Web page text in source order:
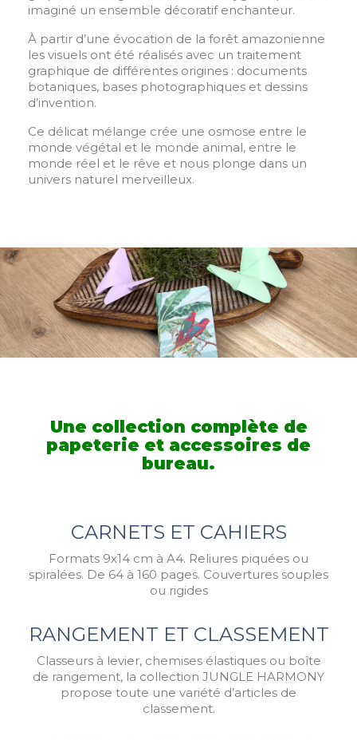
imaginé un ensemble décoratif enchanteur.
À partir d’une évocation de la forêt amazonienne
les visuels ont été réalisés avec un traitement
graphique de différentes origines : documents
botaniques, bases photographiques et dessins
d’invention.
Ce délicat mélange crée une osmose entre le
monde végétal et le monde animal, entre le
monde réel et le rêve et nous plonge dans un
univers naturel merveilleux.
Une collection complète de
papeterie et accessoires de
bureau.
CARNETS ET CAHIERS
Formats 9x14 cm à A4. Reliures piquées ou
spiralées. De 64 à 160 pages. Couvertures souples
ou rigides
RANGEMENT ET CLASSEMENT
Classeurs à levier, chemises élastiques ou boîte
de rangement, la collection JUNGLE HARMONY
propose toute une variété d’articles de
classement.